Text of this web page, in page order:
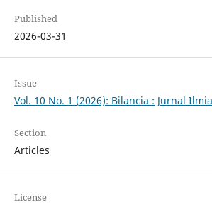
Published
2026-03-31
Issue
Vol. 10 No. 1 (2026): Bilancia : Jurnal
Section
Articles
License